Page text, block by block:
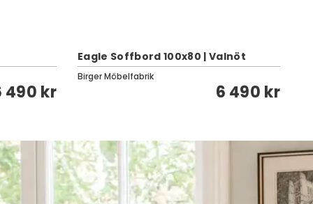
490 kr
Eagle Soffbord 100x80 | Valnöt
Birger Möbelfabrik
6 490 kr